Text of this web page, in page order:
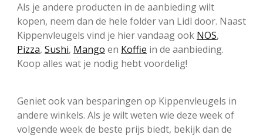
Als je andere producten in de aanbieding wilt
kopen, neem dan de hele folder van Lidl door. Naast
Kippenvleugels vind je hier vandaag ook NOS,
Pizza, Sushi, Mango en Koffie in de aanbieding.
Koop alles wat je nodig hebt voordelig!
Geniet ook van besparingen op Kippenvleugels in
andere winkels. Als je wilt weten wie deze week of
volgende week de beste prijs biedt, bekijk dan de